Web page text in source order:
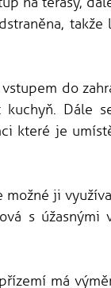
do
Dále
které je
ji
s úžasnými
má